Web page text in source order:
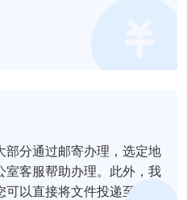
部分通过邮寄办理，选定地
室客服帮助办理。此外，我
以直接将文件投递至这些